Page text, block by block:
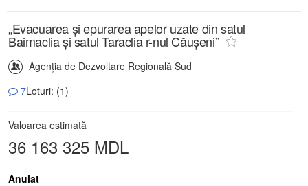
„Evacuarea și epurarea apelor uzate din satul
Baimaclia și satul Taraclia r-nul Căușeni”
Agenția de Dezvoltare Regională Sud
7Loturi: (1)
Valoarea estimată
36 163 325 MDL
Anulat